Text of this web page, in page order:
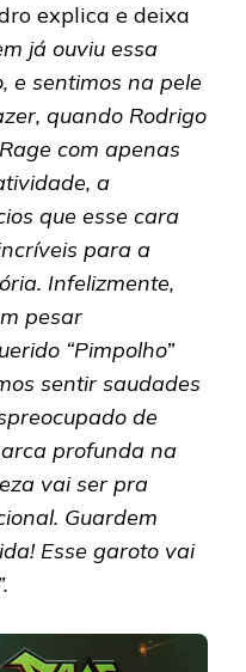
explica e deixa
já ouviu essa
e sentimos na pele
quando Rodrigo
com apenas
a
que esse cara
para a
Infelizmente,
pesar
“Pimpolho”
sentir saudades
de
profunda na
vai ser pra
Guardem
Esse garoto vai